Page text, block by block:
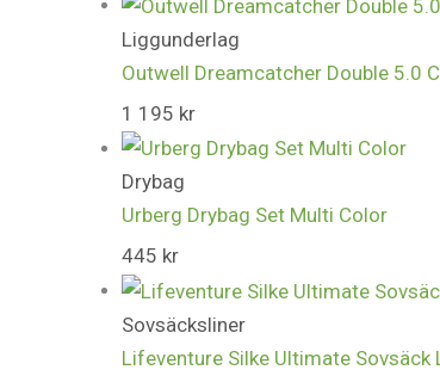
Liggunderlag
Outwell Dreamcatcher Double 5.0
1 195 kr
Drybag
Urberg Drybag Set Multi Color
445 kr
Sovsäcksliner
Lifeventure Silke Ultimate Sovsäck